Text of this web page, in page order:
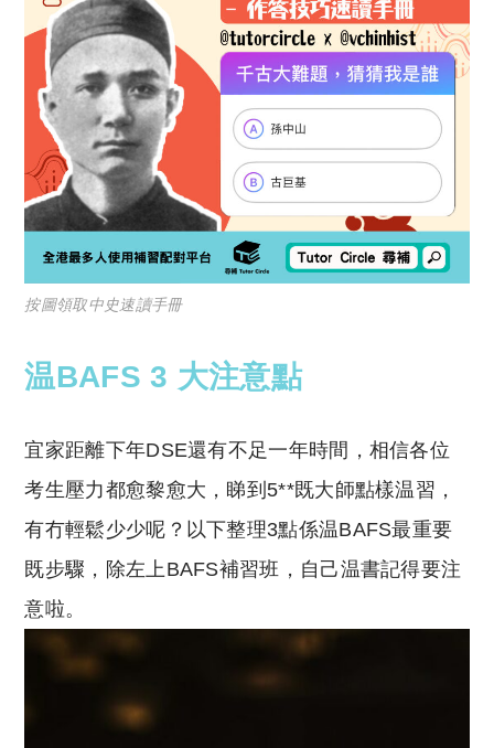
按圖領取中史速讀手冊
温BAFS 3 大注意點
宜家距離下年DSE還有不足一年時間，相信各位
考生壓力都愈黎愈大，睇到5**既大師點樣温習，
有冇輕鬆少少呢？以下整理3點係温BAFS最重要
既步驟，除左上BAFS補習班，自己温書記得要注
意啦。